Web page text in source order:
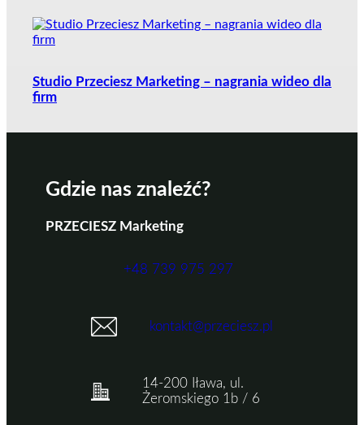
Studio Przeciesz Marketing – nagrania wideo dla
firm
Gdzie nas znaleźć?
PRZECIESZ Marketing
+48 739 975 297
kontakt@przeciesz.pl
14-200 Iława, ul.
Żeromskiego 1b / 6